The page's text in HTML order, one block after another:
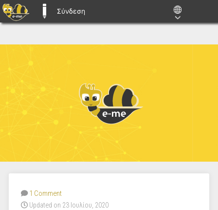
E-ME BLOGS
Σύνδεση
1 Comment
Updated on 23 Ιουλίου, 2020